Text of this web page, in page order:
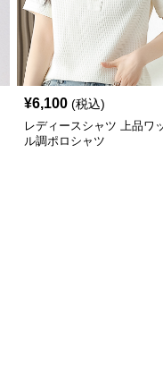
¥6,100 (税込)
レディースシャツ 上品ワ
ル調ポロシャツ